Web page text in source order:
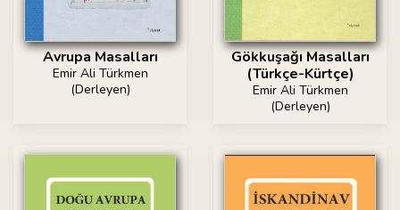
Avrupa Masalları
Emir Ali Türkmen
(Derleyen)
Gökkuşağı Masalları
(Türkçe-Kürtçe)
Emir Ali Türkmen
(Derleyen)